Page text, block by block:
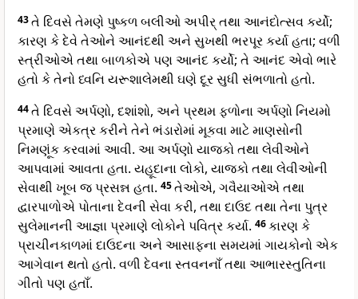
43તે દિવસે તેમણે પુષ્કળ બલીઓ અપીર્ તથા આનંદોત્સવ કર્યો;
કારણ કે દેવે તેઓને આનંદથી અને સુખથી ભરપૂર કર્યા હતા; વળી
સ્ત્રીઓએ તથા બાળકોએ પણ આનંદ કર્યો; તે આનંદ એવો ભારે
હતો કે તેનો ધ્વનિ યરૂશાલેમથી ઘણે દૂર સુધી સંભળાતો હતો.
44તે દિવસે અર્પણો, દશાંશો, અને પ્રથમ ફળોના અર્પણો નિયમો
પ્રમાણે એકત્ર કરીને તેને ભંડારોમાં મૂકવા માટે માણસોની
નિમણૂંક કરવામાં આવી. આ અર્પણો યાજકો તથા લેવીઓને
આપવામાં આવતા હતા. યહૂદાના લોકો, યાજકો તથા લેવીઓની
સેવાથી ખૂબ જ પ્રસન્ન હતા. 45તેઓએ, ગવૈયાઓએ તથા
દ્વારપાળોએ પોતાના દેવની સેવા કરી, તથા દાઉદ તથા તેના પુત્ર
સુલેમાનની આજ્ઞા પ્રમાણે લોકોને પવિત્ર કર્યા. 46કારણ કે
પ્રાચીનકાળમાં દાઉદના અને આસાફના સમયમાં ગાયકોનો એક
આગેવાન થતો હતો. વળી દેવના સ્તવનનાઁ તથા આભારસ્તુતિના
ગીતો પણ હતાઁ.